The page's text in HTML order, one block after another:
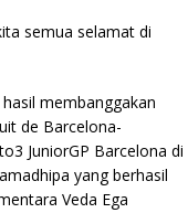
semua selamat di
membanggakan
de Barcelona-
JuniorGP Barcelona di
yang berhasil
Veda Ega